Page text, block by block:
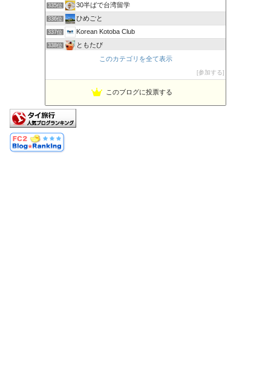
335位 30半ばで台湾留学
336位 ひめごと
337位 Korean Kotoba Club
338位 ともたび
エスコートアガシ紹介専門 USAGI
このカテゴリを全て表示
参加する
このブログに投票する